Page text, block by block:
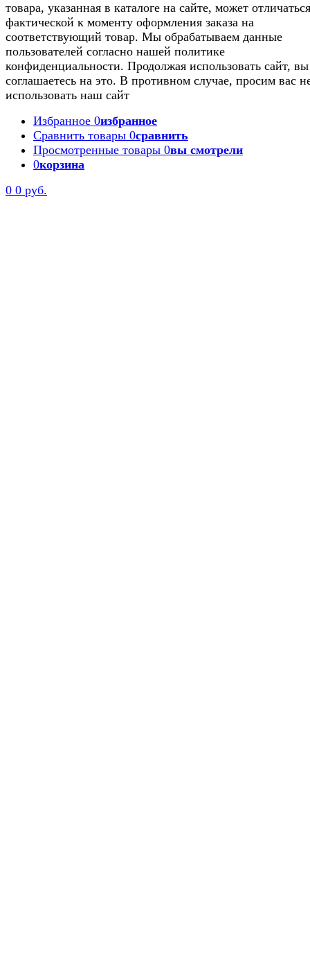
товара, указанная в каталоге на сайте, может
фактической к моменту оформления заказа на
соответствующий товар. Мы обрабатываем данные
пользователей согласно нашей политике
конфиденциальности. Продолжая использовать сайт, вы
соглашаетесь на это. В противном случае, просим вас
использовать наш сайт
Избранное 0избранное
Сравнить товары 0сравнить
Просмотренные товары 0вы смотрели
0корзина
0 0 руб.